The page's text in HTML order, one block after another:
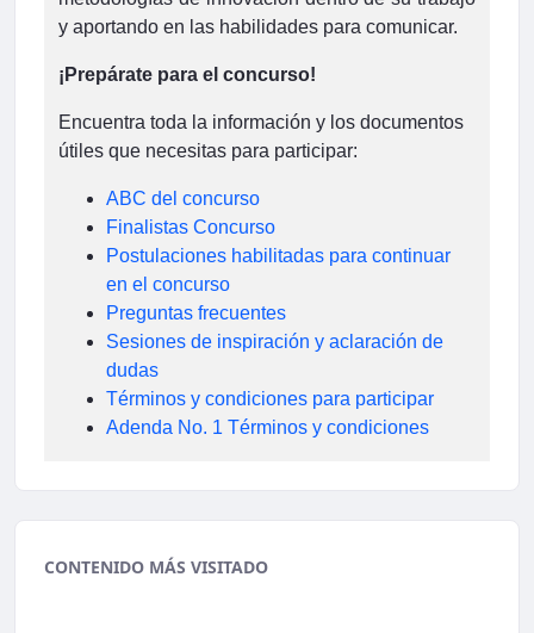
y aportando en las habilidades para comunicar.
¡Prepárate para el concurso!
Encuentra toda la información y los documentos
útiles que necesitas para participar:
ABC del concurso
Finalistas Concurso
Postulaciones habilitadas para continuar
en el concurso
Preguntas frecuentes
Sesiones de inspiración y aclaración de
dudas
Términos y condiciones para participar
Adenda No. 1 Términos y condiciones
CONTENIDO MÁS VISITADO